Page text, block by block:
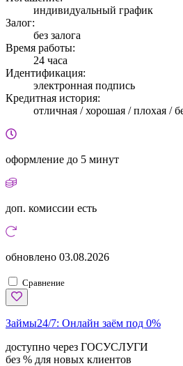
индивидуальный график
Залог:
без залога
Время работы:
24 часа
Идентификация:
электронная подпись
Кредитная история:
отличная / хорошая / плохая /
оформление до 5 минут
доп. комиссии есть
обновлено 03.08.2026
Сравнение
Займы24/7: Онлайн заём под 0%
доступно через ГОСУСЛУГИ
без % для новых клиентов